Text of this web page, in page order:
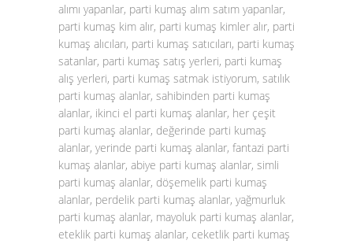
alımı yapanlar, parti kumaş alım satım yapanlar,
parti kumaş kim alır, parti kumaş kimler alır, parti
kumaş alıcıları, parti kumaş satıcıları, parti kumaş
satanlar, parti kumaş satış yerleri, parti kumaş
alış yerleri, parti kumaş satmak istiyorum, satılık
parti kumaş alanlar, sahibinden parti kumaş
alanlar, ikinci el parti kumaş alanlar, her çeşit
parti kumaş alanlar, değerinde parti kumaş
alanlar, yerinde parti kumaş alanlar, fantazi parti
kumaş alanlar, abiye parti kumaş alanlar, simli
parti kumaş alanlar, döşemelik parti kumaş
alanlar, perdelik parti kumaş alanlar, yağmurluk
parti kumaş alanlar, mayoluk parti kumaş alanlar,
eteklik parti kumaş alanlar, ceketlik parti kumaş